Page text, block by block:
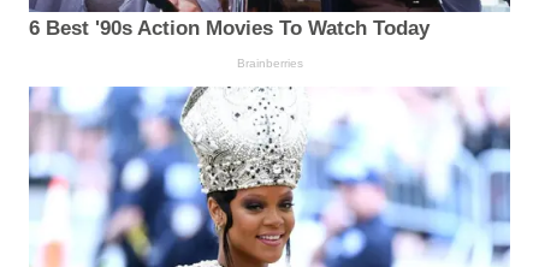
6 Best '90s Action Movies To Watch Today
Brainberries